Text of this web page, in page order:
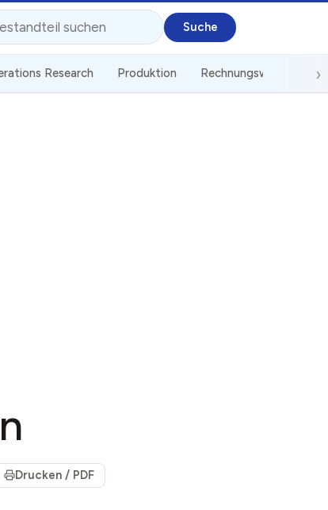
Research Produktion Rechnungswesen
Drucken / PDF